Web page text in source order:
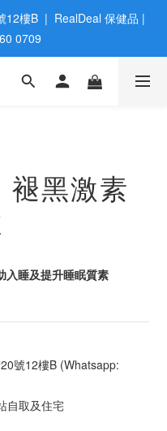
12樓B  |  RealDeal 保健品 |
0709
12樓B  |  RealDeal 保健品 |
0709
，即成爲黃金會員 | 消費滿
Delivery on HK $500 Online
樓B  |  RealDeal 保健品 |
0709
黑激素
入睡及提升睡眠質素
號12樓B (Whatsapp:
自取及住宅